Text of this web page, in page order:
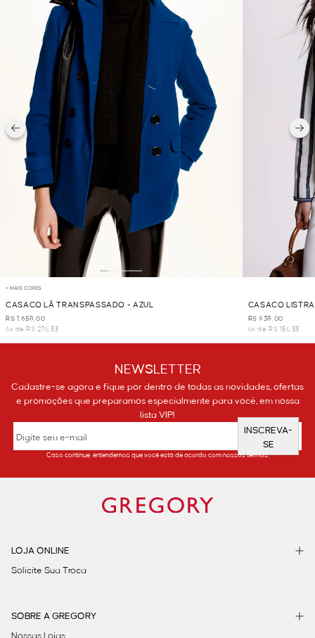
+ MAIS CORES
CASACO LÃ TRANSPASSADO - AZUL
R$ 1.658,00
6x de R$ 276,33
CASACO
R$ 938,00
6x de R$ 156,33
NEWSLETTER
Cadastre-se agora e fique por dentro de todas as novidades, ofertas
e promoções que preparamos especialmente para você, em nossa
lista VIP!
INSCREVA-
SE
Caso continue, entendemos que você está de acordo com nossos termos.
LOJA ONLINE
Solicite Sua Troca
SOBRE A GREGORY